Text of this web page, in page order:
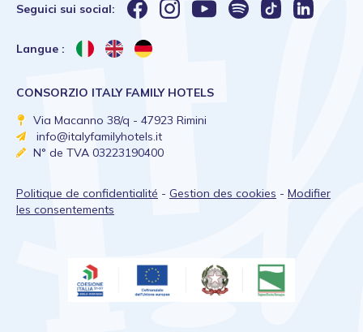
Seguici sui social:
Langue :
CONSORZIO ITALY FAMILY HOTELS
Via Macanno 38/q - 47923 Rimini
info@italyfamilyhotels.it
N° de TVA 03223190400
Politique de confidentialité - Gestion des cookies - Modifier
les consentements